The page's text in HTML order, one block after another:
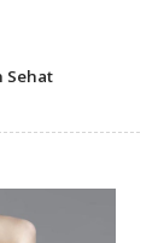
Sehat